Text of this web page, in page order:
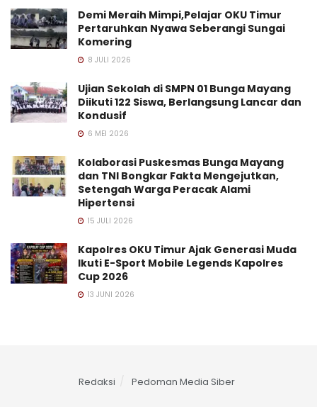
Demi Meraih Mimpi,Pelajar OKU Timur
Pertaruhkan Nyawa Seberangi Sungai
Komering
8 JULI 2026
Ujian Sekolah di SMPN 01 Bunga Mayang
Diikuti 122 Siswa, Berlangsung Lancar dan
Kondusif
6 MEI 2026
Kolaborasi Puskesmas Bunga Mayang
dan TNI Bongkar Fakta Mengejutkan,
Setengah Warga Peracak Alami
Hipertensi
15 JULI 2026
Kapolres OKU Timur Ajak Generasi Muda
Ikuti E-Sport Mobile Legends Kapolres
Cup 2026
13 JUNI 2026
Redaksi Pedoman Media Siber